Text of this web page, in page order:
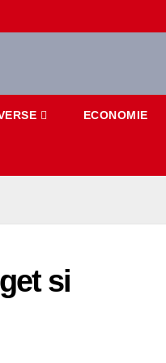
ECONOMIE
si